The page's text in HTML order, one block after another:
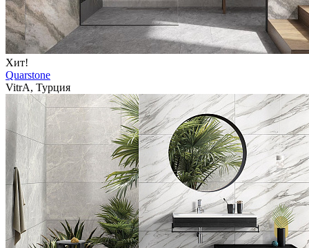
Хит!
Quarstone
VitrA, Турция